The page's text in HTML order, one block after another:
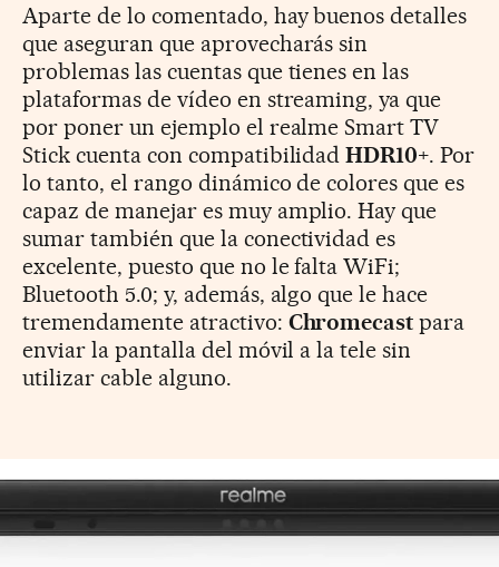
Aparte de lo comentado, hay buenos detalles
que aseguran que aprovecharás sin
problemas las cuentas que tienes en las
plataformas de vídeo en streaming, ya que
por poner un ejemplo el realme Smart TV
Stick cuenta con compatibilidadHDR10+. Por
lo tanto, el rango dinámico de colores que es
capaz de manejar es muy amplio. Hay que
sumar también que la conectividad es
excelente, puesto que no le falta WiFi;
Bluetooth 5.0; y, además, algo que le hace
tremendamente atractivo: Chromecast para
enviar la pantalla del móvil a la tele sin
utilizar cable alguno.